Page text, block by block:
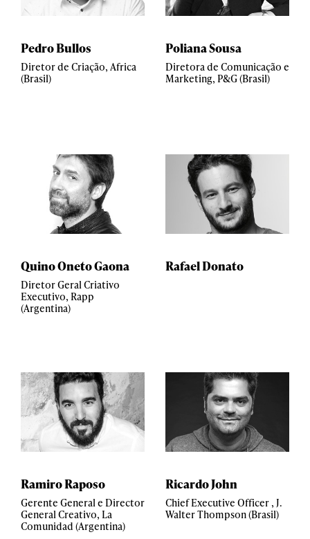
Pedro Bullos
Diretor de Criação, Africa
(Brasil)
Poliana Sousa
Diretora de Comunicação e
Marketing, P&G (Brasil)
Quino Oneto Gaona
Diretor Geral Criativo
Executivo, Rapp
(Argentina)
Rafael Donato
Ramiro Raposo
Gerente General e Director
General Creativo, La
Comunidad (Argentina)
Ricardo John
Chief Executive Officer , J.
Walter Thompson (Brasil)